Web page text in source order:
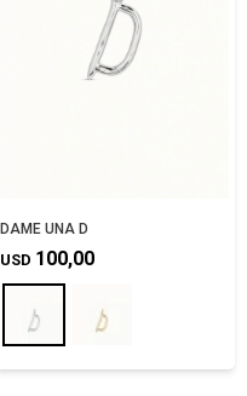
DAME UNA D
USD 100,00